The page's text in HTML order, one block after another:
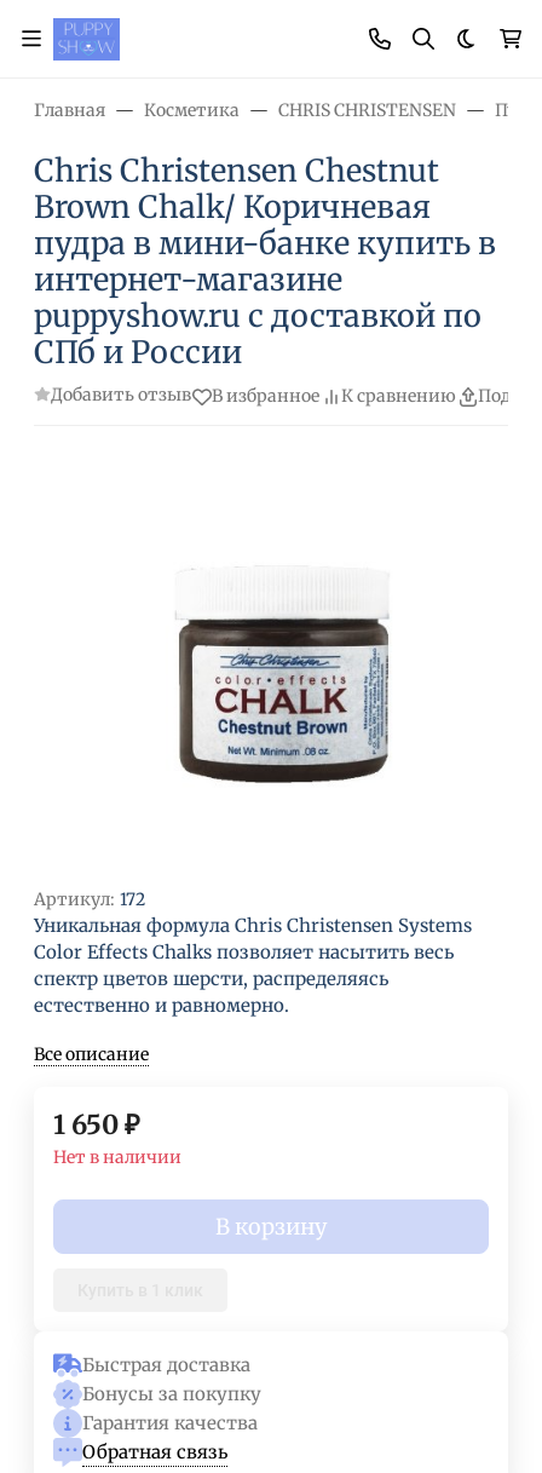
Главная Косметика CHRIS CHRISTENSEN
Chris Christensen Chestnut
Brown Chalk/ Коричневая
пудра в мини-банке купить в
интернет-магазине
puppyshow.ru с доставкой по
СПб и России
Добавить отзыв В избранное К сравнению
Артикул: 172
Уникальная формула Chris Christensen Systems
Color Effects Chalks позволяет насытить весь
спектр цветов шерсти, распределяясь
естественно и равномерно.
Все описание
1 650₽
Нет в наличии
В корзину
Быстрая доставка
Бонусы за покупку
Гарантия качества
Обратная связь